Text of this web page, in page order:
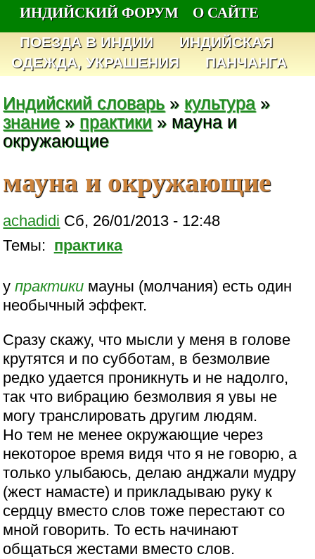
ИНДИЙСКИЙ ФОРУМ
О САЙТЕ
ПОЕЗДА В ИНДИИ
ИНДИЙСКАЯ
ОДЕЖДА, УКРАШЕНИЯ
ПАНЧАНГА
Индийский словарь » культура »
знание » практики » мауна и
окружающие
мауна и окружающие
achadidi Сб, 26/01/2013 - 12:48
Темы: практика
упрактики мауны (молчания) есть один
необычный эффект.
Сразу скажу, что мысли у меня в голове
крутятся и по субботам, в безмолвие
редко удается проникнуть и не надолго,
так что вибрацию безмолвия я увы не
могу транслировать другим людям.
Но тем не менее окружающие через
некоторое время видя что я не говорю, а
только улыбаюсь, делаю анджали мудру
(жест намасте) и прикладываю руку к
сердцу вместо слов тоже перестают со
мной говорить. То есть начинают
общаться жестами вместо слов.